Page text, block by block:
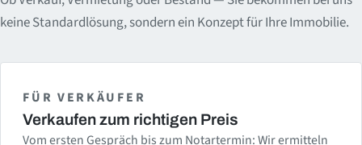
keine Standardlösung, sondern ein Konzept für Ihre Immobilie.
FÜR VERKÄUFER
Verkaufen zum richtigen Preis
Vom ersten Gespräch bis zum Notartermin: Wir ermitteln